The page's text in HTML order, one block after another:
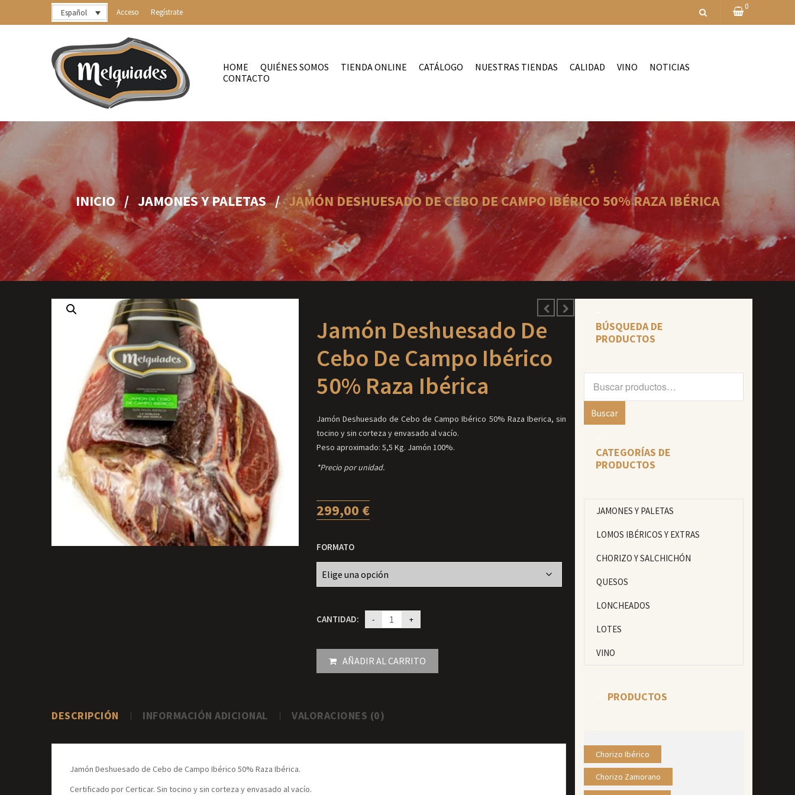
Español Acceso Regístrate
0
HOME QUIÉNES SOMOS TIENDA ONLINE CATÁLOGO NUESTRAS TIENDAS CALIDAD VINO
NOTICIAS
CONTACTO
INICIO / JAMONES Y PALETAS / JAMÓN DESHUESADO DE CEBO DE CAMPO IBÉRICO 50% RAZA IBÉRICA
Jamón Deshuesado De
Cebo De Campo Ibérico
50% Raza Ibérica
Jamón Deshuesado de Cebo de Campo Ibérico 50% Raza Iberica, sin
tocino y sin corteza y envasado al vacío.
Peso aproximado: 5,5 Kg. Jamón 100%.
*Precio por unidad.
299,00 €
FORMATO
CANTIDAD:
AÑADIR AL CARRITO
DESCRIPCIÓN INFORMACIÓN ADICIONAL VALORACIONES (0)
Jamón Deshuesado de Cebo de Campo Ibérico 50% Raza Ibérica.
Certificado por Certicar. Sin tocino y sin corteza y envasado al vacío.
BÚSQUEDA DE
PRODUCTOS
por:
Buscar
CATEGORÍAS DE
PRODUCTOS
JAMONES Y PALETAS
LOMOS IBÉRICOS Y EXTRAS
CHORIZO Y SALCHICHÓN
QUESOS
LONCHEADOS
LOTES
VINO
PRODUCTOS
Chorizo Ibérico
Chorizo Zamorano